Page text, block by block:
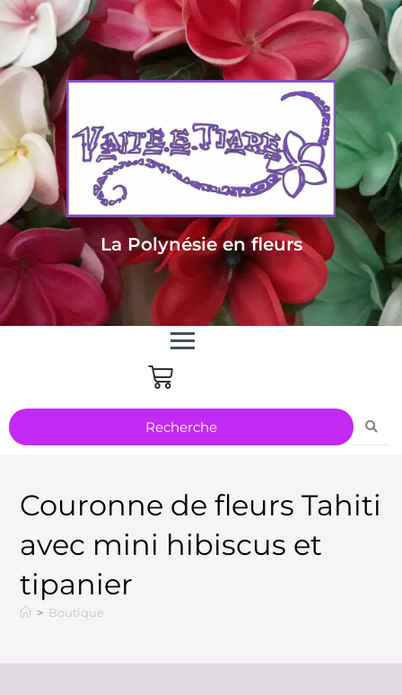
Livraison sous 24/48h en Métropole - Frais de livraison offert dès 85
euros d'achat en Métropole, dès 150 euros pour le reste du monde
La Polynésie en fleurs
Couronne de fleurs Tahiti
avec mini hibiscus et
tipanier
> Boutique